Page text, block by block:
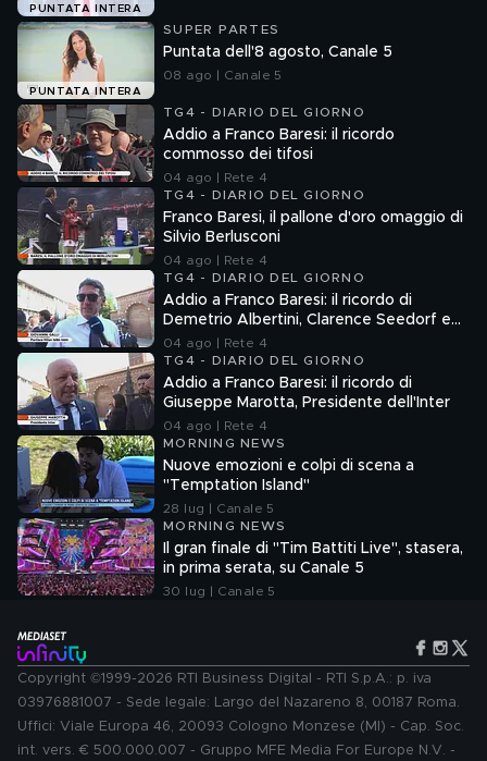
PUNTATA INTERA
PUNTATA INTERA
SUPER PARTES
Puntata dell'8 agosto, Canale 5
08 ago | Canale 5
TG4 - DIARIO DEL GIORNO
Addio a Franco Baresi: il ricordo
commosso dei tifosi
04 ago | Rete 4
TG4 - DIARIO DEL GIORNO
Franco Baresi, il pallone d'oro omaggio di
Silvio Berlusconi
04 ago | Rete 4
TG4 - DIARIO DEL GIORNO
Addio a Franco Baresi: il ricordo di
Demetrio Albertini, Clarence Seedorf e
Giovanni Galli
04 ago | Rete 4
TG4 - DIARIO DEL GIORNO
Addio a Franco Baresi: il ricordo di
Giuseppe Marotta, Presidente dell'Inter
04 ago | Rete 4
MORNING NEWS
Nuove emozioni e colpi di scena a
"Temptation Island"
28 lug | Canale 5
MORNING NEWS
Il gran finale di "Tim Battiti Live", stasera,
in prima serata, su Canale 5
30 lug | Canale 5
Copyright ©1999-2026 RTI Business Digital - RTI S.p.A.: p. iva
03976881007 - Sede legale: Largo del Nazareno 8, 00187 Roma.
Uffici: Viale Europa 46, 20093 Cologno Monzese (MI) - Cap. Soc.
int. vers. € 500.000.007 - Gruppo MFE Media For Europe N.V. -